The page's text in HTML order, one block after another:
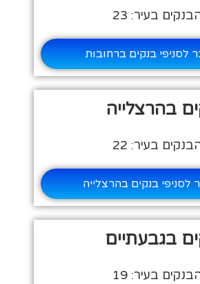
בעיר: 23
לסניפי בנקים ברחובות
בהרצלייה
בעיר: 22
לסניפי בנקים בהרצלייה
בגבעתיים
בעיר: 19